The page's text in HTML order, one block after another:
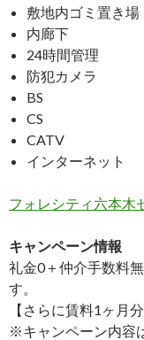
敷地内ゴミ置き場
内廊下
24時間管理
防犯カメラ
BS
CS
CATV
インターネット
フォレシティ六本木
キャンペーン情報
礼金0＋仲介手数料
す。
【さらに賃料1ヶ月
※キャンペーン内容